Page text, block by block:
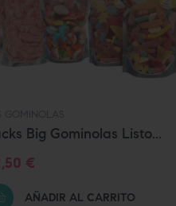
Big Gominolas Listo...
€
AÑADIR AL CARRITO